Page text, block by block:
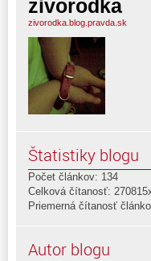
zivorodka
zivorodka.blog.pravda.sk
Štatistiky blogu
Počet článkov: 134
Celková čítanosť:
Priemerná čítanosť
Autor blogu